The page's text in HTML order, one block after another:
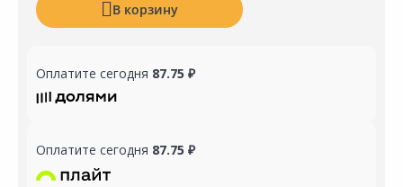
В корзину
Оплатите сегодня 87.75 ₽
Оплатите сегодня 87.75 ₽